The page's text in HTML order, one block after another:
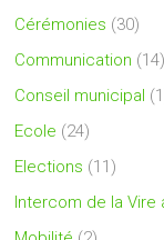
Cérémonies (30)
Communication (14)
Conseil municipal
Ecole (24)
Elections (11)
Intercom de la Vire